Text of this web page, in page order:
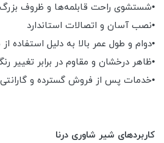
•شستشوی راحت قابلمه‌ها و ظروف بزرگ
•نصب آسان و اتصالات استاندارد
•دوام و طول عمر بالا به دلیل استفاده
•ظاهر درخشان و مقاوم در برابر تغییر
•خدمات پس از فروش گسترده و
کاربردهای شیر شاوری درنا